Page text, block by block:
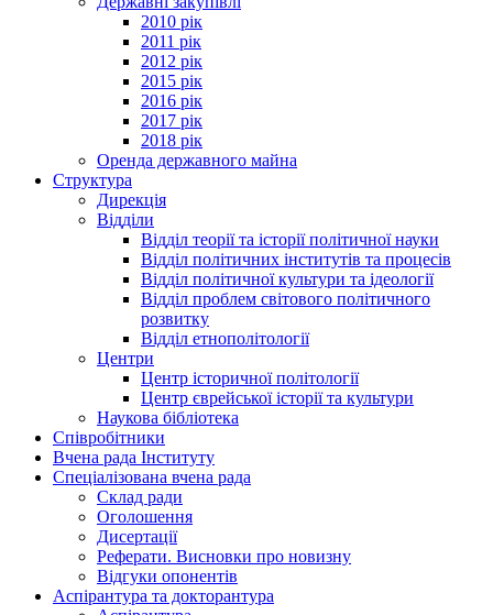
2010 рік
2011 рік
2012 рік
2015 рік
2016 рік
2017 рік
2018 рік
Оренда державного майна
Структура
Дирекція
Відділи
Відділ теорії та історії політичної науки
Відділ політичних інститутів та процесів
Відділ політичної культури та ідеології
Відділ проблем світового політичного
розвитку
Відділ етнополітології
Центри
Центр історичної політології
Центр єврейської історії та культури
Наукова бібліотека
Співробітники
Вчена рада Інституту
Спеціалізована вчена рада
Склад ради
Оголошення
Дисертації
Реферати. Висновки про новизну
Відгуки опонентів
Аспірантура та докторантура